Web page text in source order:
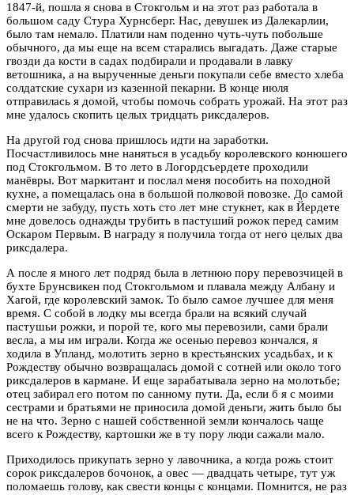
1847-й, пошла я снова в Стокгольм и на этот раз работала в
большом саду Стура Хурнсберг. Нас, девушек из Далекарлии,
было там немало. Платили нам поденно чуть-чуть побольше
обычного, да мы еще на всем старались выгадать. Даже старые
гвозди да кости в садах подбирали и продавали в лавку
ветошника, а на вырученные деньги покупали себе вместо хлеба
солдатские сухари из казенной пекарни. В конце июля
отправилась я домой, чтобы помочь собрать урожай. На этот раз
мне удалось скопить целых тридцать риксдалеров.
На другой год снова пришлось идти на заработки.
Посчастливилось мне наняться в усадьбу королевского конюшего
под Стокгольмом. В то лето в Логордсъердете проходили
манёвры. Вот маркитант и послал меня пособить на походной
кухне, а помещалась она в большой полковой повозке. До самой
смерти не забуду, пусть хоть сто лет мне стукнет, как в Йердете
мне довелось однажды трубить в пастуший рожок перед самим
Оскаром Первым. В награду я получила тогда от него целых два
риксдалера.
А после я много лет подряд была в летнюю пору перевозчицей в
бухте Брунсвикен под Стокгольмом и плавала между Албану и
Хагой, где королевский замок. То было самое лучшее для меня
время. С собой в лодку мы всегда брали на всякий случай
пастушьи рожки, и порой те, кого мы перевозили, сами брали
весла, а мы им играли. Когда же осенью перевоз кончался, я
ходила в Упланд, молотить зерно в крестьянских усадьбах, и к
Рождеству обычно возвращалась домой с сотней или около того
риксдалеров в кармане. И еще зарабатывала зерно на молотьбе;
отец забирал его потом по санному пути. Да, если б я с моими
сестрами и братьями не приносила домой деньги, жить было бы
не на что. Зерно с нашей собственной земли кончалось чаще
всего к Рождеству, картошки же в ту пору люди сажали мало.
Приходилось прикупать зерно у лавочника, а когда рожь стоит
сорок риксдалеров бочонок, а овес — двадцать четыре, тут уж
поломаешь голову, как свести концы с концами. Помнится, не раз